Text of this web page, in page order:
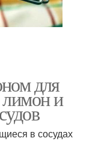
для
и
в сосудах